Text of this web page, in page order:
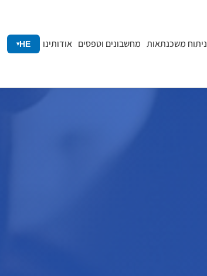
ניתוח משכנתאות מחשבונים וטפסים אודותינו HE
▾